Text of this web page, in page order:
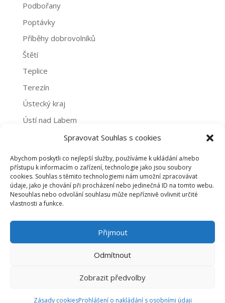
Spravovat Souhlas s cookies
Abychom poskytli co nejlepší služby, používáme k ukládání a/nebo
přístupu k informacím o zařízení, technologie jako jsou soubory
cookies. Souhlas s těmito technologiemi nám umožní zpracovávat
údaje, jako je chování při procházení nebo jedinečná ID na tomto webu.
Nesouhlas nebo odvolání souhlasu může nepříznivě ovlivnit určité
vlastnosti a funkce.
Přijmout
Odmítnout
Zobrazit předvolby
Zásady cookiesProhlášení o nakládání s osobními údaji
Podbořany
Poptávky
Příběhy dobrovolníků
Štětí
Teplice
Terezín
Ústecký kraj
Ústí nad Labem
Archivy
Archivy
PROHLÁŠENÍ O NAKLÁDÁNÍ S OSOBNÍMI ÚDAJI
ZÁSADY COOKIES (EU)
marketing online